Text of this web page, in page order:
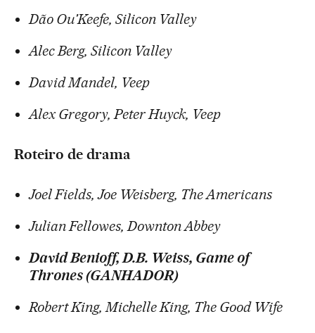
Dão Ou'Keefe, Silicon Valley
Alec Berg, Silicon Valley
David Mandel, Veep
Alex Gregory, Peter Huyck, Veep
Roteiro de drama
Joel Fields, Joe Weisberg, The Americans
Julian Fellowes, Downton Abbey
David Benioff, D.B. Weiss, Game of
Thrones (GANHADOR)
Robert King, Michelle King, The Good Wife